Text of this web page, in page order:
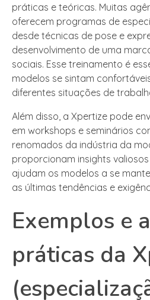
práticas e teóricas. Muitas
oferecem programas de
desde técnicas de pose e
desenvolvimento de uma
sociais. Esse treinamento é
modelos se sintam
diferentes situações de
Além disso, a Xpertize pode
em workshops e seminários
renomados da indústria da
proporcionam insights
ajudam os modelos a se
as últimas tendências e
Exemplos e
práticas da